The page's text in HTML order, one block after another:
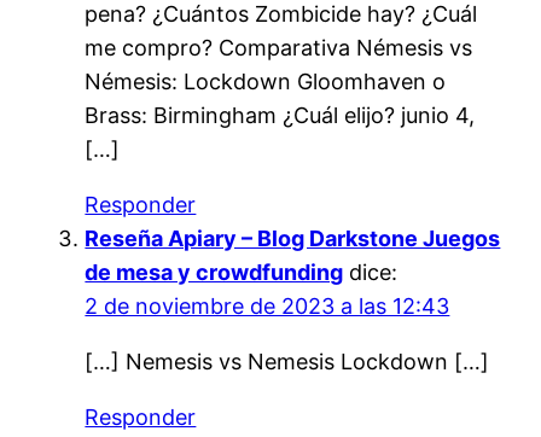
pena? ¿Cuántos Zombicide hay? ¿Cuál
me compro? Comparativa Némesis vs
Némesis: Lockdown Gloomhaven o
Brass: Birmingham ¿Cuál elijo? junio 4,
[…]
Responder
Reseña Apiary – Blog Darkstone Juegos
de mesa y crowdfunding dice:
2 de noviembre de 2023 a las 12:43
[…] Nemesis vs Nemesis Lockdown […]
Responder